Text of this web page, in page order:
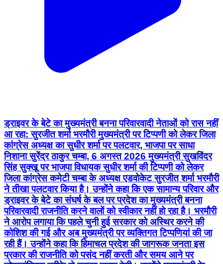
ड्राइवर के बेटे का मुख्यमंत्री बनना परिवारवादी नेताओं को रास नहीं
आ रहा: सुरजीत शर्मा भरमौरी मुख्यमंत्री पर टिप्पणी को लेकर जिला
कांग्रेस अध्यक्ष का सुधीर शर्मा पर पलटवार, भाजपा पर साधा
निशाना सुरेंद्र ठाकुर चम्बा, 6 अगस्त 2026 मुख्यमंत्री सुखविंदर
सिंह सुक्खू पर भाजपा विधायक सुधीर शर्मा की टिप्पणी को लेकर
जिला कांग्रेस कमेटी चम्बा के अध्यक्ष एडवोकेट सुरजीत शर्मा भरमौरी
ने तीखा पलटवार किया है। उन्होंने कहा कि एक सामान्य परिवार और
ड्राइवर के बेटे का संघर्ष के बल पर प्रदेश का मुख्यमंत्री बनना
परिवारवादी राजनीति करने वालों को स्वीकार नहीं हो रहा है। भरमौरी
ने आरोप लगाया कि पहले चुनी हुई सरकार को अस्थिर करने की
कोशिश की गई और अब मुख्यमंत्री पर व्यक्तिगत टिप्पणियां की जा
रही हैं। उन्होंने कहा कि हिमाचल प्रदेश की जागरूक जनता इस
प्रकार की राजनीति को पसंद नहीं करती और समय आने पर